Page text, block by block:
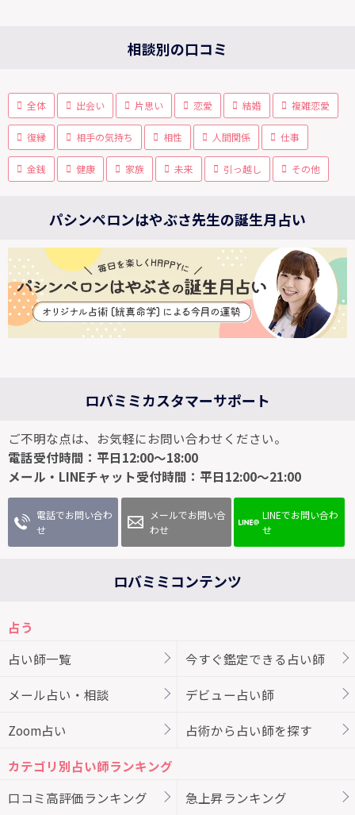
相談別の口コミ
全体 出会い 片思い 恋愛 結婚 複雑恋愛
復縁 相手の気持ち 相性 人間関係 仕事
金銭 健康 家族 未来 引っ越し その他
パシンペロンはやぶさ先生の誕生月占い
ロバミミカスタマーサポート
ご不明な点は、お気軽にお問い合わせください。
電話受付時間：平日12:00～18:00
メール・LINEチャット受付時間：平日12:00～21:00
電話でお問い合わ
せ
メールでお問い合
わせ
LINEでお問い合わ
せ
ロバミミコンテンツ
占う
占い師一覧
今すぐ鑑定できる占い師
メール占い・相談 デビュー占い師
Zoom占い 占術から占い師を探す
カテゴリ別占い師ランキング
口コミ高評価ランキング
急上昇ランキング